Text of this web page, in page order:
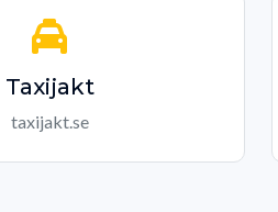
Taxijakt
taxijakt.se